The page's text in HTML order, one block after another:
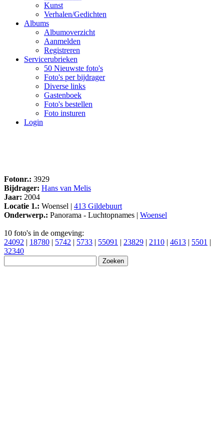
Kunst
Verhalen/Gedichten
Albums
Albumoverzicht
Aanmelden
Registreren
Servicerubrieken
50 Nieuwste foto's
Foto's per bijdrager
Diverse links
Gastenboek
Foto's bestellen
Foto insturen
Login
Fotonr.: 3929
Bijdrager: Hans van Melis
Jaar: 2004
Locatie 1.: Woensel | 413 Gildebuurt
Onderwerp.: Panorama - Luchtopnames | Woensel
10 foto's in de omgeving:
24092 | 18780 | 5742 | 5733 | 55091 | 23829 | 2110 | 4613 | 5501 |
32340